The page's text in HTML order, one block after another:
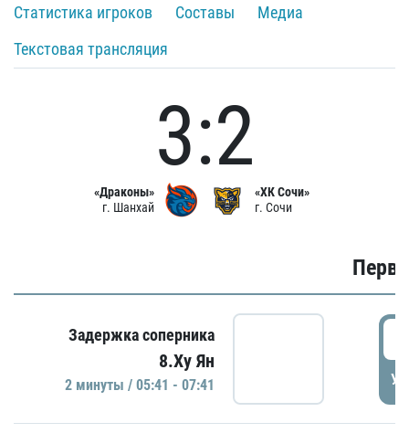
Статистика игроков
Составы
Медиа
Текстовая трансляция
«Драконы»
г. Шанхай
3:2
«ХК Сочи»
г. Сочи
Задержка соперника
8.Ху Ян
2 минуты / 05:41 - 07:41